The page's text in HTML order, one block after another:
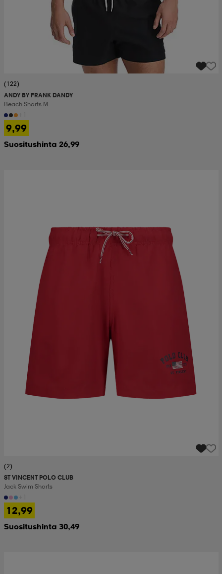
(122)
ANDY BY FRANK DANDY
Beach Shorts M
9,99
Suositushinta 26,99
(2)
ST VINCENT POLO CLUB
Jack Swim Shorts
12,99
Suositushinta 30,49